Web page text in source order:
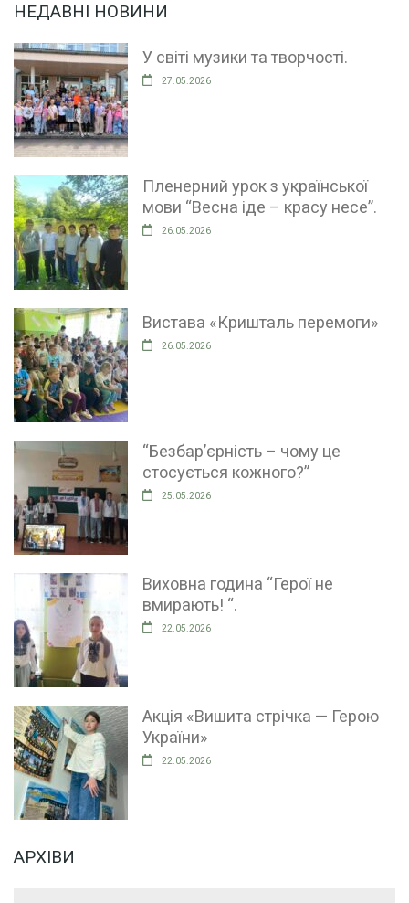
НЕДАВНІ НОВИНИ
У світі музики та творчості.
27.05.2026
Пленерний урок з української
мови “Весна іде – красу несе”.
26.05.2026
Вистава «Кришталь перемоги»
26.05.2026
“Безбар’єрність – чому це
стосується кожного?”
25.05.2026
Виховна година “Герої не
вмирають! “.
22.05.2026
Акція «Вишита стрічка — Герою
України»
22.05.2026
АРХІВИ